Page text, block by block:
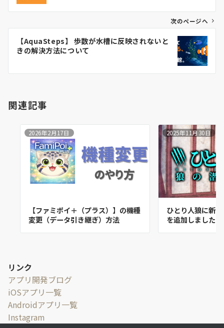
ビ
ン
次のページへ
【AquaSteps】 歩数が水槽に反映されないと
きの解決方法について
関連記事
2026年2月17日
【ファミポイ＋（プラス）】の機種
変更（データ引き継ぎ）方法
2025年11月30日
ひとり人狼に新
を追加しました！
リンク
アプリ開発ブログ
iOSアプリ一覧
Androidアプリ一覧
Instagram